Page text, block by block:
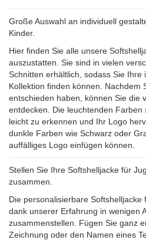
Große Auswahl an individuell
Kinder.
Hier finden Sie alle unsere
auszustatten. Sie sind in vielen
Schnitten erhältlich, sodass Sie Ihre
Kollektion finden können. Nachdem
entschieden haben, können Sie die
entdecken. Die leuchtenden Farben
leicht zu erkennen und Ihr Logo
dunkle Farben wie Schwarz oder
auffälliges Logo einfügen können.
Stellen Sie Ihre Softshelljacke für
zusammen.
Die personalisierbare Softshelljacke
dank unserer Erfahrung in wenigen
zusammenstellen. Fügen Sie ganz
Zeichnung oder den Namen eines